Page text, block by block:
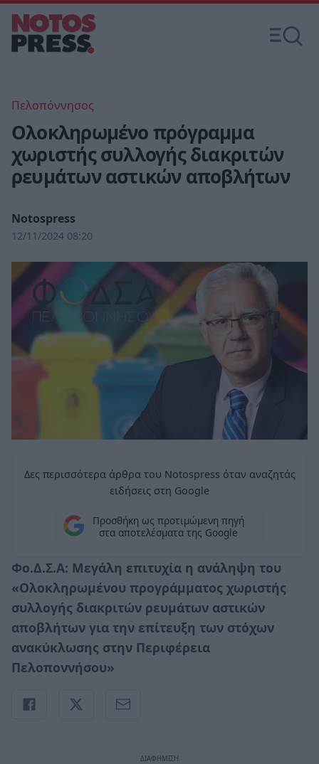
Πελοπόννησος
Ολοκληρωμένο πρόγραμμα
χωριστής συλλογής διακριτών
ρευμάτων αστικών αποβλήτων
Notospress
12/11/2024 08:20
Δες περισσότερα άρθρα του Notospress όταν αναζητάς
ειδήσεις στη Google
Προσθήκη ως προτιμώμενη πηγή
στα αποτελέσματα της Google
Φο.Δ.Σ.Α: Μεγάλη επιτυχία η ανάληψη του
«Ολοκληρωμένου προγράμματος χωριστής
συλλογής διακριτών ρευμάτων αστικών
αποβλήτων για την επίτευξη των στόχων
ανακύκλωσης στην Περιφέρεια
Πελοποννήσου»